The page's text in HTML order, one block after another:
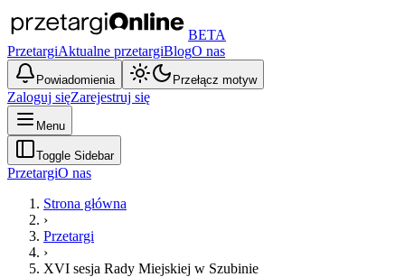
BETA
PrzetargiAktualne przetargiBlogO nas
Powiadomienia Przełącz motyw
Zaloguj sięZarejestruj się
Menu
Toggle Sidebar
PrzetargiO nas
Strona główna
›
Przetargi
›
XVI sesja Rady Miejskiej w Szubinie